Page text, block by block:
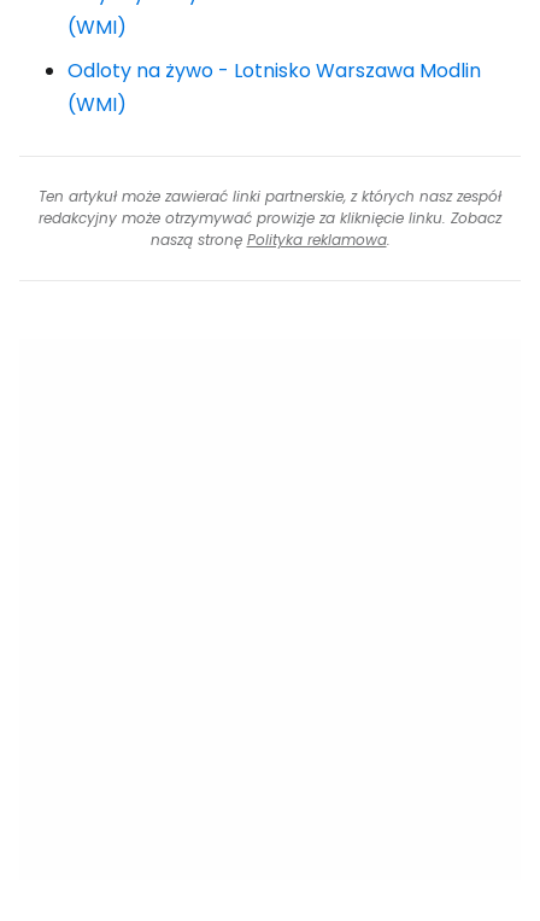
(WMI)
Odloty na żywo - Lotnisko Warszawa Modlin
(WMI)
Ten artykuł może zawierać linki partnerskie, z których nasz zespół
redakcyjny może otrzymywać prowizje za kliknięcie linku. Zobacz
naszą stronę Polityka reklamowa.